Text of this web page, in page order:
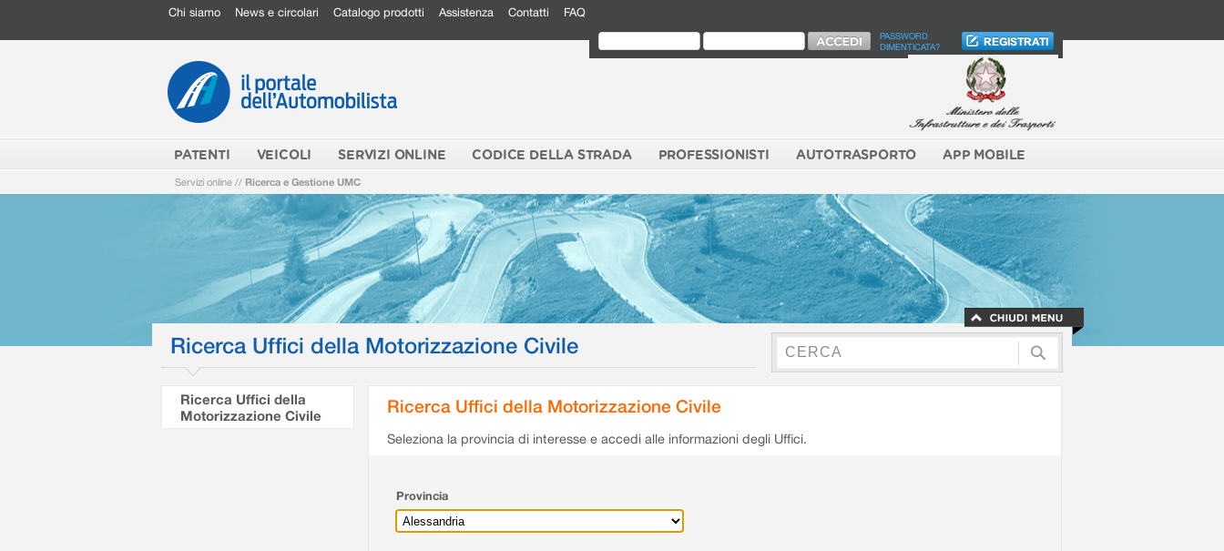
Chi siamo News e circolari Catalogo prodotti Assistenza Contatti FAQ
PASSWORD
DIMENTICATA?
PATENTI VEICOLI SERVIZI ONLINE CODICE DELLA STRADA PROFESSIONISTI AUTOTRASPORTO APP MOBILE
Servizi online // Ricerca e Gestione UMC
Ricerca Uffici della Motorizzazione Civile
Ricerca Uffici della
Motorizzazione Civile
Ricerca Uffici della Motorizzazione Civile
Seleziona la provincia di interesse e accedi alle informazioni degli Uffici.
Provincia